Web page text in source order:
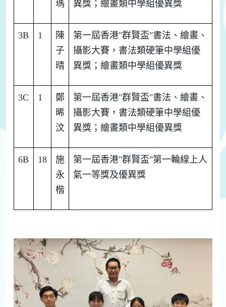
瑪
異獎；繪畫類中學組優異獎
3B 1
陳
子
晴
第一屆香港"群賢盃"書法、繪畫、
攝影大賽，書法類硬筆中學組優
異獎；繪畫類中學組優異獎
3C 1
鄭
晞
汶
第一屆香港"群賢盃"書法、繪畫、
攝影大賽，書法類硬筆中學組優
異獎；繪畫類中學組優異獎
6B 18
施
永
楷
第一屆香港"群賢盃"第一輪線上人
氣一等獎及優異獎